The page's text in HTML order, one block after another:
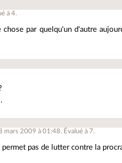
à4.
par quelqu'un d'autre
mars 2009 à 01:48. Évalué à7.
pas de lutter contre la